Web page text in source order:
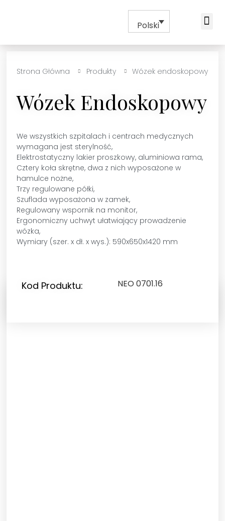
Polski
Strona Główna Produkty Wózek endoskopowy
Wózek Endoskopowy
We wszystkich szpitalach i centrach medycznych
wymagana jest sterylność,
Elektrostatyczny lakier proszkowy, aluminiowa rama,
Cztery koła skrętne, dwa z nich wyposażone w
hamulce nożne,
Trzy regulowane półki,
Szuflada wyposażona w zamek,
Regulowany wspornik na monitor,
Ergonomiczny uchwyt ułatwiający prowadzenie
wózka,
Wymiary (szer. x dł. x wys.): 590x650x1420 mm
Kod Produktu: NEO 0701.16